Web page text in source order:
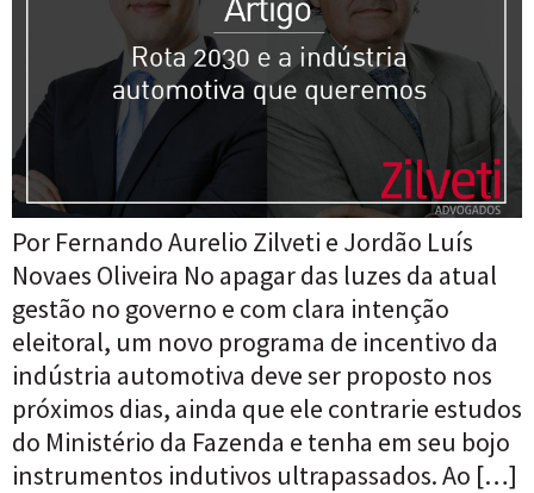
Por Fernando Aurelio Zilveti e Jordão Luís
Novaes Oliveira No apagar das luzes da atual
gestão no governo e com clara intenção
eleitoral, um novo programa de incentivo da
indústria automotiva deve ser proposto nos
próximos dias, ainda que ele contrarie estudos
do Ministério da Fazenda e tenha em seu bojo
instrumentos indutivos ultrapassados. Ao […]